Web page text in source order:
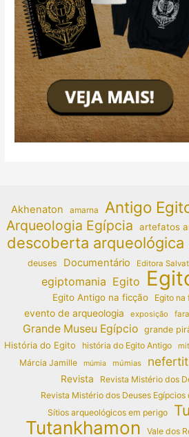
Akhenaton amarna Antigo
Arqueologia Egípcia artefatos
descoberta arqueológica
deuses Documentário Editora Salvat
egiptomania Egito
Egito Antigo na ficção Egito na
evento de arqueologia exposição
Grande Museu Egípcio grande
História do Egito
história do Egito Antigo
Márcia Jamille múmia múmias
Revista
Revista Mistério dos
Revista Mistério dos Deuses Egípcios
Sítios arqueológicos em perigo
Tutankhamon Vale dos